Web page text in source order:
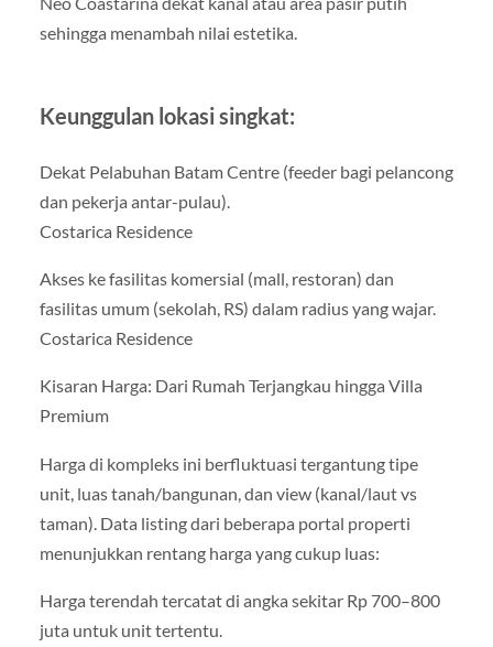
sehingga menambah nilai estetika.
Keunggulan lokasi singkat:
Dekat Pelabuhan Batam Centre (feeder bagi pelancong
dan pekerja antar-pulau).
Costarica Residence
Akses ke fasilitas komersial (mall, restoran) dan
fasilitas umum (sekolah, RS) dalam radius yang wajar.
Costarica Residence
Kisaran Harga: Dari Rumah Terjangkau hingga Villa
Premium
Harga di kompleks ini berfluktuasi tergantung tipe
unit, luas tanah/bangunan, dan view (kanal/laut vs
taman). Data listing dari beberapa portal properti
menunjukkan rentang harga yang cukup luas:
Harga terendah tercatat di angka sekitar Rp 700–800
juta untuk unit tertentu.